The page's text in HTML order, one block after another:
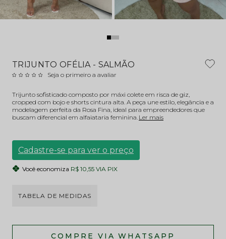
TRIJUNTO OFÉLIA - SALMÃO
Seja o primeiro a avaliar
Trijunto sofisticado composto por máxi colete em risca de giz,
cropped com bojo e shorts cintura alta. A peça une estilo, elegância e a
modelagem perfeita da Rosa Fina, ideal para empreendedores que
buscam diferencial em alfaiataria feminina. Ler mais
Cadastre-se para ver o preço
Você economiza R$ 10,55 VIA PIX
TABELA DE MEDIDAS